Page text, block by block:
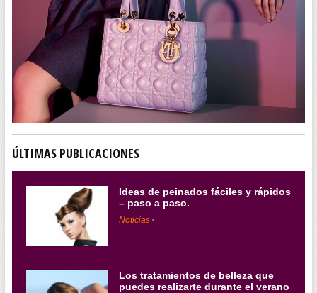
ÚLTIMAS PUBLICACIONES
Ideas de peinados fáciles y rápidos
– paso a paso.
Noticias
Los tratamientos de belleza que
puedes realizarte durante el verano